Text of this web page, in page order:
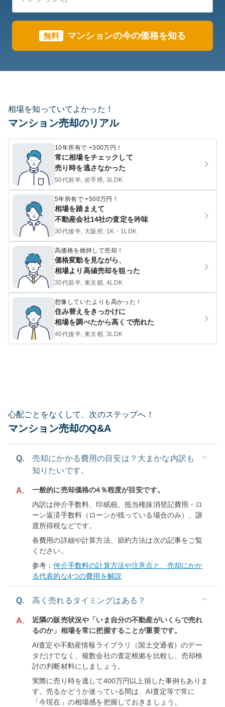
無料 マンションの今の価格を知る
相場を知っていてよかった！
マンション売却のリアル
10年所有で +300万円！
常に相場をチェックして
売り時を逃さなかった
50代前半, 岩手県, 3LDK
5年所有で +500万円！
相場を踏まえて
不動産会社14社の査定を吟味
30代後半, 大阪府, 1K・1LDK
高価格を維持して売却！
価格変動を見ながら、
相場より高値売却を狙った
30代前半, 東京都, 4LDK
想像していたよりも高かった！
住み替えをきっかけに
相場を調べたから高くで売れた
40代後半, 東京都, 3LDK
心配ごとをなくして、次のステップへ！
マンション売却のQ&A
Q.
売却にかかる費用の目安は？大まかな内訳も
知りたいです。
A.
一般的に売却価格の4％程度が目安です。
内訳は仲介手数料、印紙税、抵当権抹消登記費用・ロ
ーン返済手数料（ローンが残っている場合のみ）、譲
渡所得税などです。
各費用の詳細や計算方法、節約方法は次の記事をご覧
ください。
参考：仲介手数料の計算方法や注意点と、売却にかか
る代表的な4つの費用を解説
Q. 高く売れるタイミングはある？
A.
近隣の販売状況や「いま自分の不動産がいくらで売れ
るのか」相場を常に把握することが重要です。
AI査定や不動産情報ライブラリ（国土交通省）のデー
タだけでなく、複数会社の査定根拠を比較し、売却検
討の判断材料にしましょう。
実際に売り時を逃して400万円以上損した事例もありま
す。売るかどうか迷っている間は、AI査定等で常に
「今現在」の相場感を把握しておきましょう。